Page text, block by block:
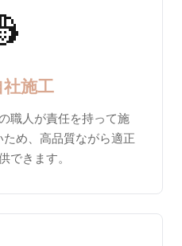
社施工
職人が責任を持って施
め、高品質ながら適正
できます。